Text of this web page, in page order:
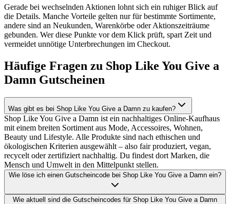
Gerade bei wechselnden Aktionen lohnt sich ein ruhiger Blick auf
die Details. Manche Vorteile gelten nur für bestimmte Sortimente,
andere sind an Neukunden, Warenkörbe oder Aktionszeiträume
gebunden. Wer diese Punkte vor dem Klick prüft, spart Zeit und
vermeidet unnötige Unterbrechungen im Checkout.
Häufige Fragen zu Shop Like You Give a
Damn Gutscheinen
Was gibt es bei Shop Like You Give a Damn zu kaufen?
Shop Like You Give a Damn ist ein nachhaltiges Online-Kaufhaus
mit einem breiten Sortiment aus Mode, Accessoires, Wohnen,
Beauty und Lifestyle. Alle Produkte sind nach ethischen und
ökologischen Kriterien ausgewählt – also fair produziert, vegan,
recycelt oder zertifiziert nachhaltig. Du findest dort Marken, die
Mensch und Umwelt in den Mittelpunkt stellen.
Wie löse ich einen Gutscheincode bei Shop Like You Give a Damn ein?
Wie aktuell sind die Gutscheincodes für Shop Like You Give a Damn